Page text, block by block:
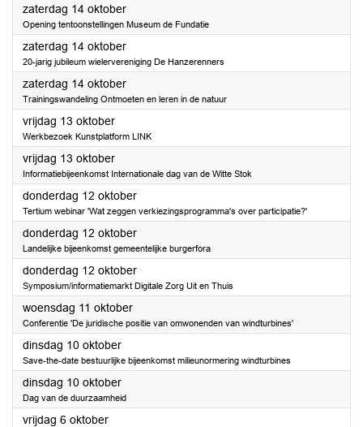
zaterdag 14 oktober2023
Opening tentoonstellingen Museum de Fundatie
zaterdag 14 oktober2023
20-jarig jubileum wielervereniging De Hanzerenners
zaterdag 14 oktober2023
Trainingswandeling Ontmoeten en leren in de natuur
vrijdag 13 oktober2023
Werkbezoek Kunstplatform LINK
vrijdag 13 oktober2023
Informatiebijeenkomst Internationale dag van de Witte Stok
donderdag 12 oktober2023
Tertium webinar 'Wat zeggen verkiezingsprogramma's over participatie?'
donderdag 12 oktober2023
Landelijke bijeenkomst gemeentelijke burgerfora
donderdag 12 oktober2023
Symposium/informatiemarkt Digitale Zorg Uit en Thuis
woensdag 11 oktober2023
Conferentie 'De juridische positie van omwonenden van windturbines'
dinsdag 10 oktober2023
Save-the-date bestuurlijke bijeenkomst milieunormering windturbines
dinsdag 10 oktober2023
Dag van de duurzaamheid
vrijdag 6 oktober2023